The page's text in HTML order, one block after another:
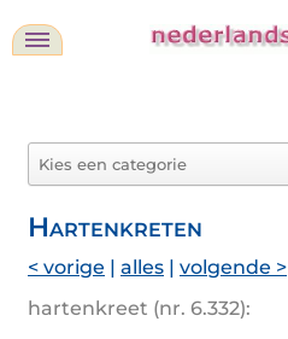
Hartenkreten
< vorige | alles | volgende >
hartenkreet (nr. 6.332):